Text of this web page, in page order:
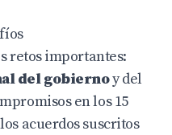
retos importantes:
del gobiernoy del
en los 15
acuerdos suscritos